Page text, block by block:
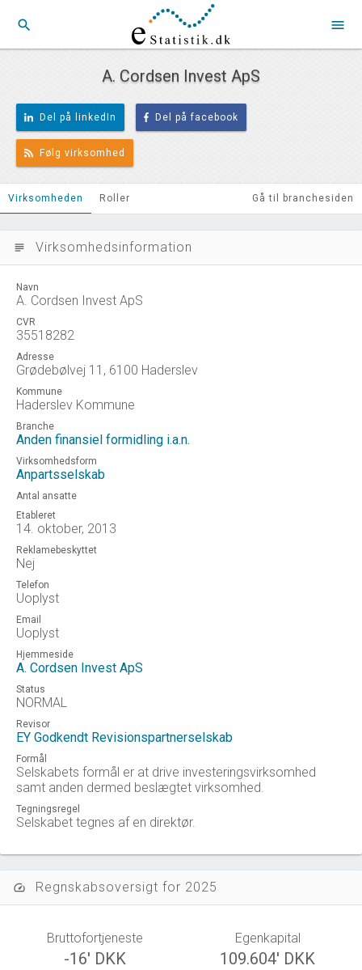
search menu
A. Cordsen Invest ApS
Del på linkedIn Del på facebook
Følg virksomhed
Virksomheden Roller Gå til branchesiden
subject Virksomhedsinformation
Navn
A. Cordsen Invest ApS
CVR
35518282
Adresse
Grødebølvej 11, 6100 Haderslev
Kommune
Haderslev Kommune
Branche
Anden finansiel formidling i.a.n.
Virksomhedsform
Anpartsselskab
Antal ansatte
Etableret
14. oktober, 2013
Reklamebeskyttet
Nej
Telefon
Uoplyst
Email
Uoplyst
Hjemmeside
A. Cordsen Invest ApS
Status
NORMAL
Revisor
EY Godkendt Revisionspartnerselskab
Formål
Selskabets formål er at drive investeringsvirksomhed
samt anden dermed beslægtet virksomhed.
Tegningsregel
Selskabet tegnes af en direktør.
speed Regnskabsoversigt for 2025
Bruttofortjeneste
-16' DKK
Egenkapital
109.604' DKK